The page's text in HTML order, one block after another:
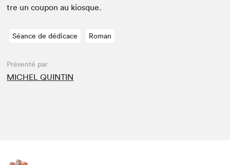
tre un coupon au kiosque.
Séance de dédicace Roman
Présenté par
MICHEL QUINTIN